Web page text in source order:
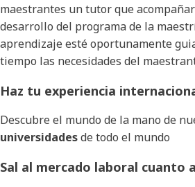
maestrantes un tutor que
desarrollo del programa de la
aprendizaje esté oportunamente
tiempo las necesidades del
Haz tu experiencia
Descubre el mundo de la mano de
universidadesde todo el mundo
Sal al mercado laboral cuanto